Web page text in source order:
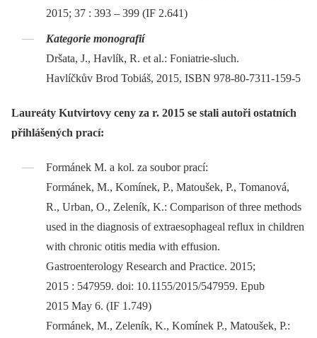
2015; 37 : 393 –⁠ 399 (IF 2.641)
Kategorie monografií
Dršata, J., Havlík, R. et al.: Foniatrie-sluch.
Havlíčkův Brod Tobiáš, 2015, ISBN 978-80-7311-159-5
Laureáty Kutvirtovy ceny za r. 2015 se stali autoři ostatních
přihlášených prací:
Formánek M. a kol. za soubor prací:
Formánek, M., Komínek, P., Matoušek, P., Tomanová,
R., Urban, O., Zeleník, K.: Comparison of three methods
used in the diagnosis of extraesophageal reflux in children
with chronic otitis media with effusion.
Gastroenterology Research and Practice. 2015;
2015 : 547959. doi: 10.1155/2015/547959. Epub
2015 May 6. (IF 1.749)
Formánek, M., Zeleník, K., Komínek P., Matoušek, P.: